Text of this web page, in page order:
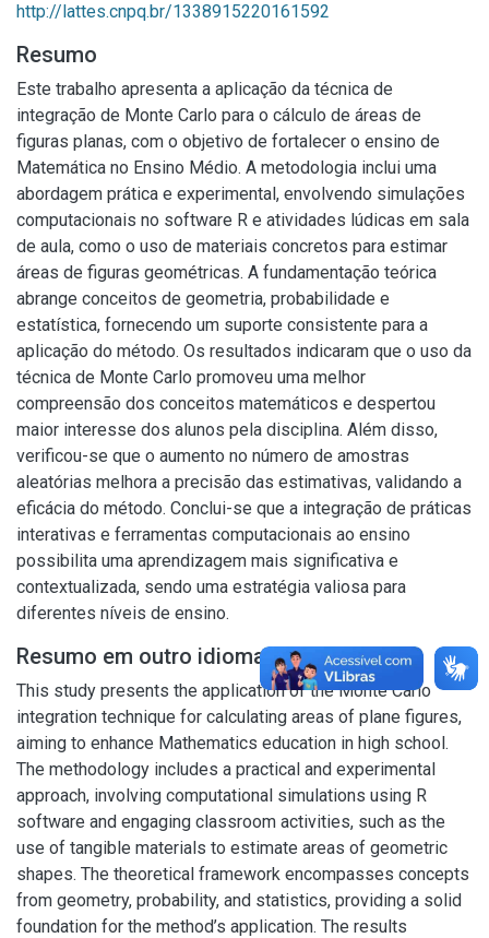
http://lattes.cnpq.br/1338915220161592
Resumo
Este trabalho apresenta a aplicação da técnica de
integração de Monte Carlo para o cálculo de áreas de
figuras planas, com o objetivo de fortalecer o ensino de
Matemática no Ensino Médio. A metodologia inclui uma
abordagem prática e experimental, envolvendo simulações
computacionais no software R e atividades lúdicas em sala
de aula, como o uso de materiais concretos para estimar
áreas de figuras geométricas. A fundamentação teórica
abrange conceitos de geometria, probabilidade e
estatística, fornecendo um suporte consistente para a
aplicação do método. Os resultados indicaram que o uso da
técnica de Monte Carlo promoveu uma melhor
compreensão dos conceitos matemáticos e despertou
maior interesse dos alunos pela disciplina. Além disso,
verificou-se que o aumento no número de amostras
aleatórias melhora a precisão das estimativas, validando a
eficácia do método. Conclui-se que a integração de práticas
interativas e ferramentas computacionais ao ensino
possibilita uma aprendizagem mais significativa e
contextualizada, sendo uma estratégia valiosa para
diferentes níveis de ensino.
Resumo em outro idioma
This study presents the application of the Monte Carlo
integration technique for calculating areas of plane figures,
aiming to enhance Mathematics education in high school.
The methodology includes a practical and experimental
approach, involving computational simulations using R
software and engaging classroom activities, such as the
use of tangible materials to estimate areas of geometric
shapes. The theoretical framework encompasses concepts
from geometry, probability, and statistics, providing a solid
foundation for the method’s application. The results